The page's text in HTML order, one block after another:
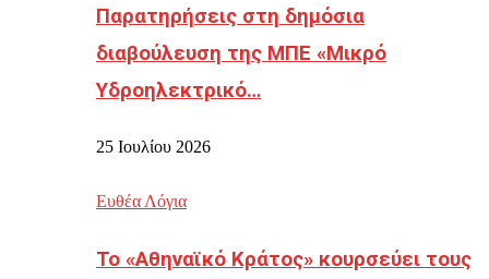
Παρατηρήσεις στη δημόσια
διαβούλευση της ΜΠΕ «Μικρό
Υδροηλεκτρικό…
25 Ιουλίου 2026
Ευθέα Λόγια
Το «Αθηναϊκό Κράτος» κουρσεύει τους